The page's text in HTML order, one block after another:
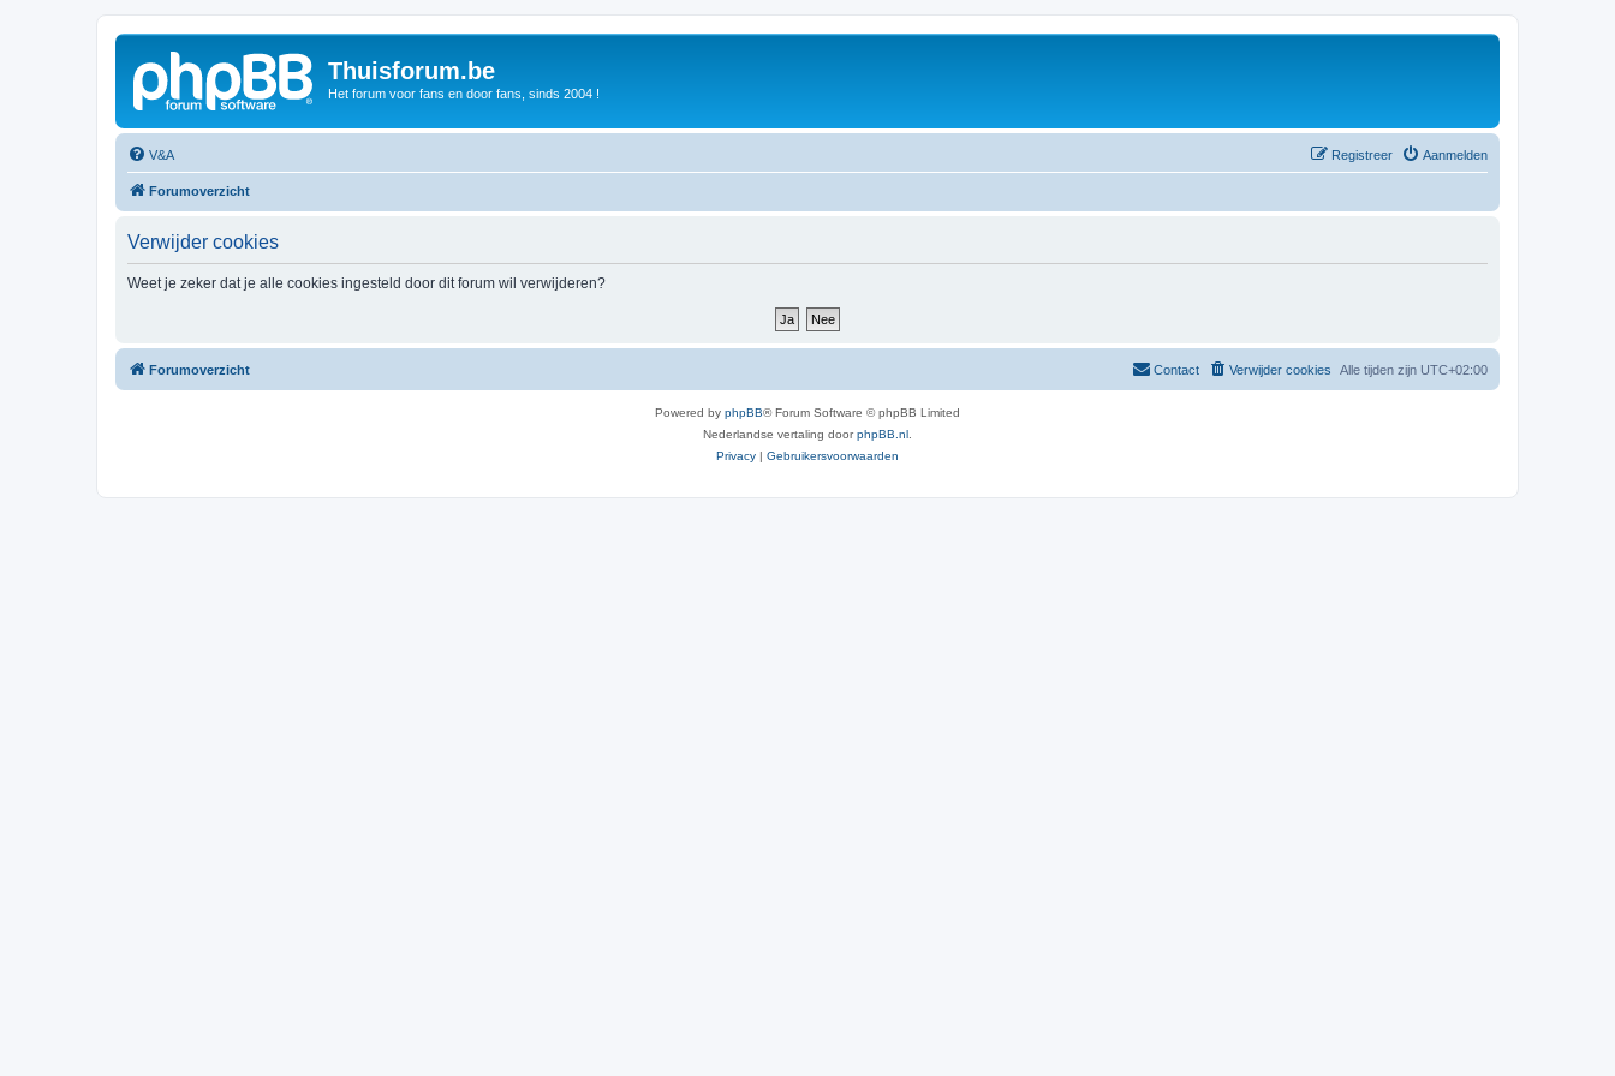
Thuisforum.be
Het forum voor fans en door fans, sinds 2004 !
V&A Aanmelden
Registreer
Forumoverzicht
Verwijder cookies
Weet je zeker dat je alle cookies ingesteld door dit forum wil verwijderen?
Forumoverzicht Alle tijden zijn UTC+02:00
Verwijder cookies
Contact
Powered by phpBB® Forum Software © phpBB Limited
Nederlandse vertaling doorphpBB.nl
Privacy | Gebruikersvoorwaarden